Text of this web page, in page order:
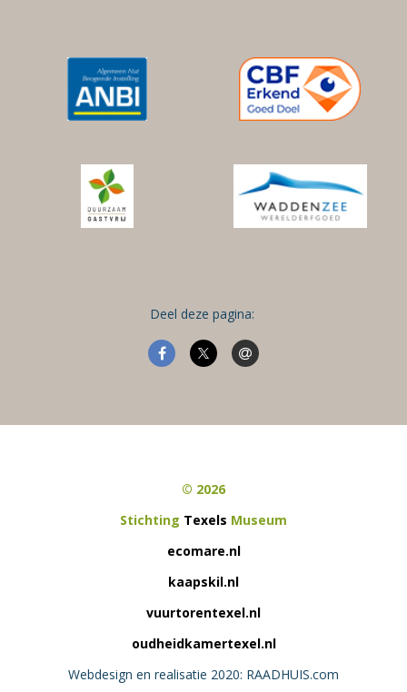
Deel deze pagina:
© 2026
Stichting Texels Museum
ecomare.nl
kaapskil.nl
vuurtorentexel.nl
oudheidkamertexel.nl
Webdesign en realisatie 2020: RAADHUIS.com